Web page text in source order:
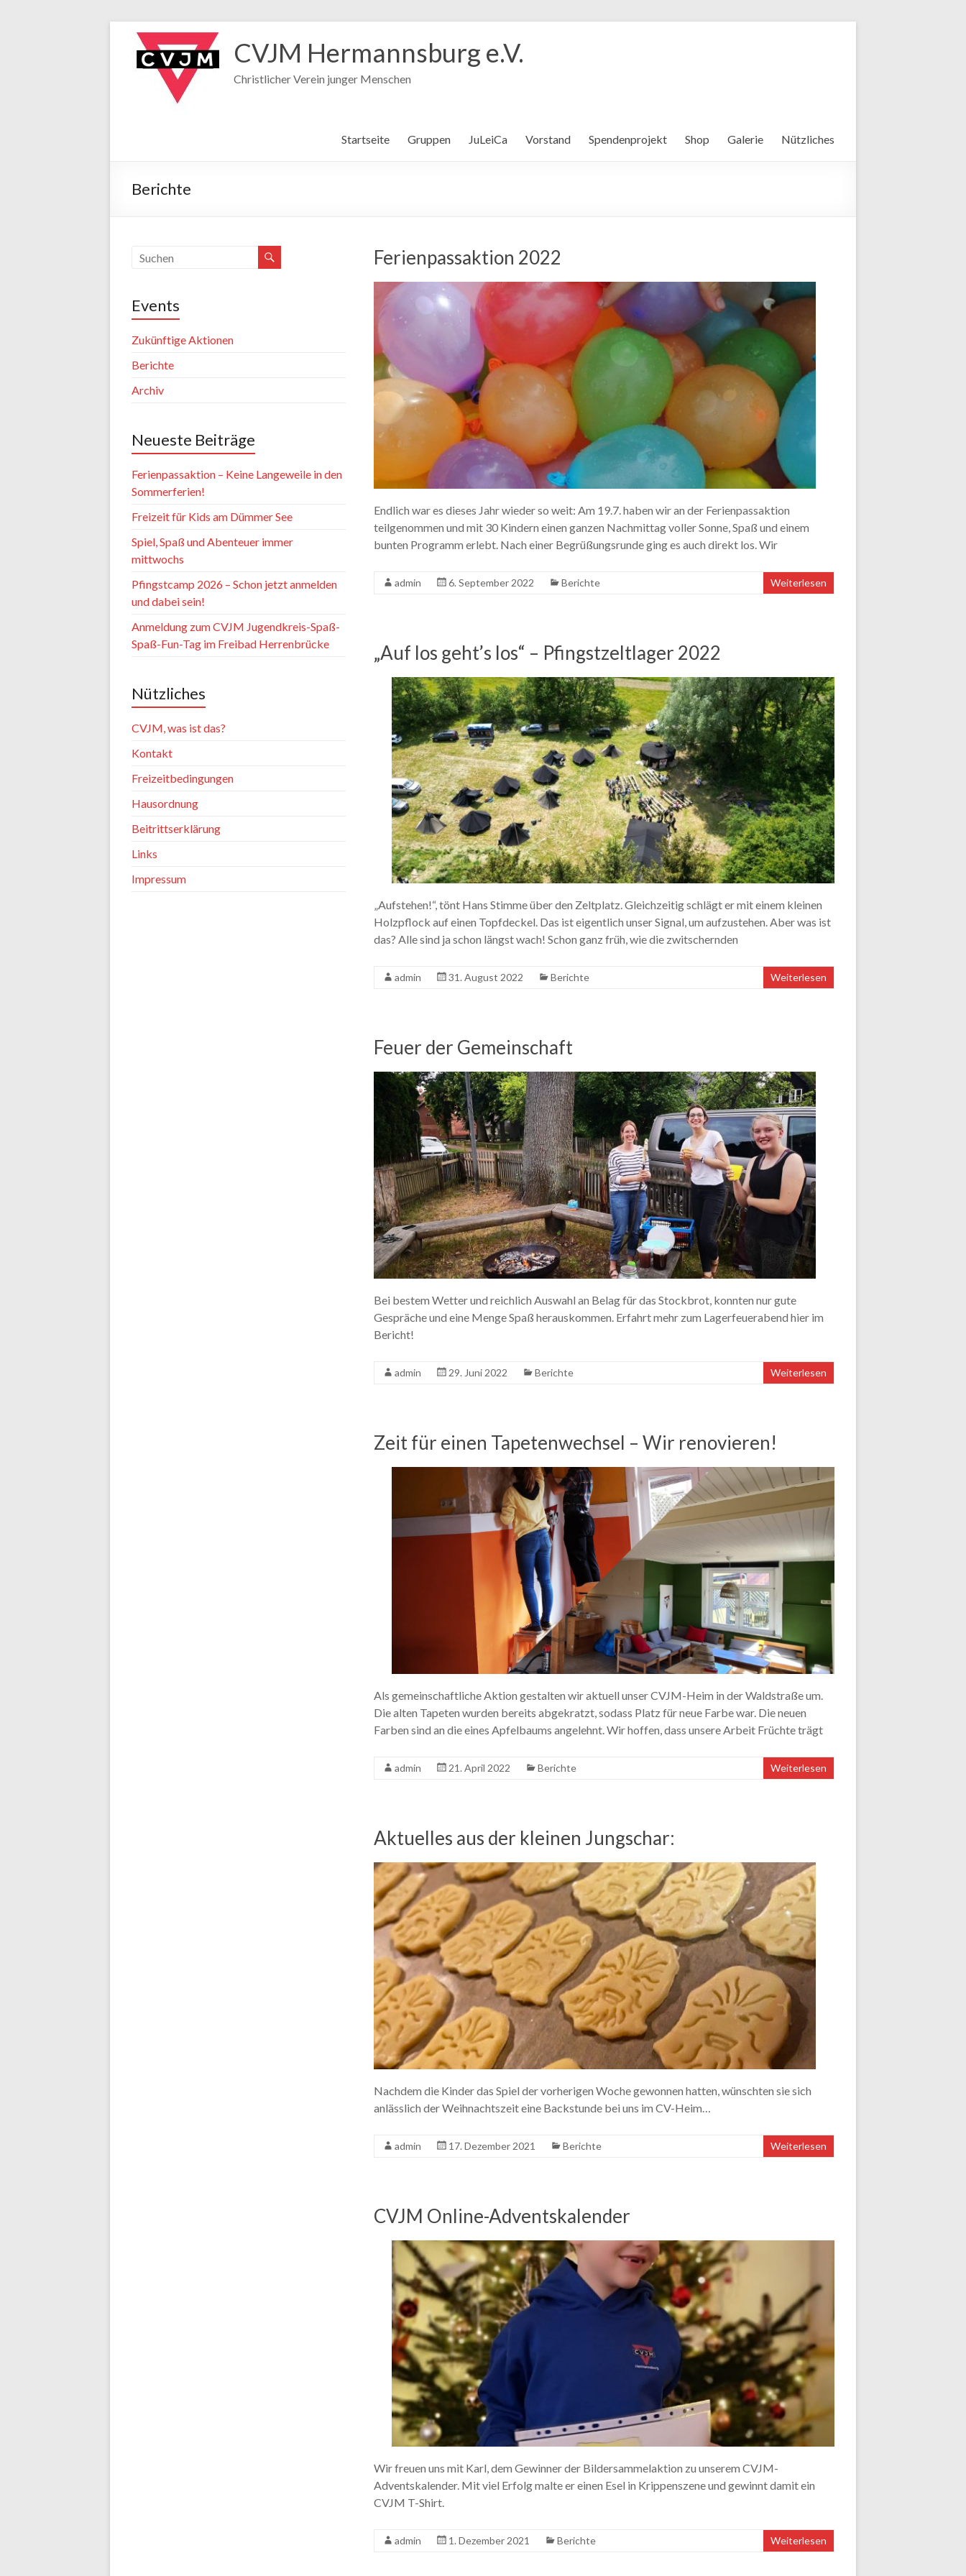
CVJM Hermannsburg e.V.
Christlicher Verein junger Menschen
Startseite Gruppen JuLeiCa Vorstand Spendenprojekt Shop Galerie Nützliches
Berichte
Ferienpassaktion 2022
Endlich war es dieses Jahr wieder so weit: Am 19.7. haben wir an der Ferienpassaktion
teilgenommen und mit 30 Kindern einen ganzen Nachmittag voller Sonne, Spaß und einem
bunten Programm erlebt. Nach einer Begrüßungsrunde ging es auch direkt los. Wir
admin 6. September 2022 Berichte Weiterlesen
„Auf los geht’s los“ – Pfingstzeltlager 2022
„Aufstehen!“, tönt Hans Stimme über den Zeltplatz. Gleichzeitig schlägt er mit einem kleinen
Holzpflock auf einen Topfdeckel. Das ist eigentlich unser Signal, um aufzustehen. Aber was ist
das? Alle sind ja schon längst wach! Schon ganz früh, wie die zwitschernden
admin 31. August 2022 Berichte Weiterlesen
Feuer der Gemeinschaft
Bei bestem Wetter und reichlich Auswahl an Belag für das Stockbrot, konnten nur gute
Gespräche und eine Menge Spaß herauskommen. Erfahrt mehr zum Lagerfeuerabend hier im
Bericht!
admin 29. Juni 2022 Berichte Weiterlesen
Zeit für einen Tapetenwechsel – Wir renovieren!
Als gemeinschaftliche Aktion gestalten wir aktuell unser CVJM-Heim in der Waldstraße um.
Die alten Tapeten wurden bereits abgekratzt, sodass Platz für neue Farbe war. Die neuen
Farben sind an die eines Apfelbaums angelehnt. Wir hoffen, dass unsere Arbeit Früchte trägt
admin 21. April 2022 Berichte Weiterlesen
Aktuelles aus der kleinen Jungschar:
Nachdem die Kinder das Spiel der vorherigen Woche gewonnen hatten, wünschten sie sich
anlässlich der Weihnachtszeit eine Backstunde bei uns im CV-Heim…
admin 17. Dezember 2021 Berichte Weiterlesen
CVJM Online-Adventskalender
Wir freuen uns mit Karl, dem Gewinner der Bildersammelaktion zu unserem CVJM-
Adventskalender. Mit viel Erfolg malte er einen Esel in Krippenszene und gewinnt damit ein
CVJM T-Shirt.
admin 1. Dezember 2021 Berichte Weiterlesen
Events
Zukünftige Aktionen
Berichte
Archiv
Neueste Beiträge
Ferienpassaktion – Keine Langeweile in den
Sommerferien!
Freizeit für Kids am Dümmer See
Spiel, Spaß und Abenteuer immer
mittwochs
Pfingstcamp 2026 – Schon jetzt anmelden
und dabei sein!
Anmeldung zum CVJM Jugendkreis-Spaß-
Spaß-Fun-Tag im Freibad Herrenbrücke
Nützliches
CVJM, was ist das?
Kontakt
Freizeitbedingungen
Hausordnung
Beitrittserklärung
Links
Impressum